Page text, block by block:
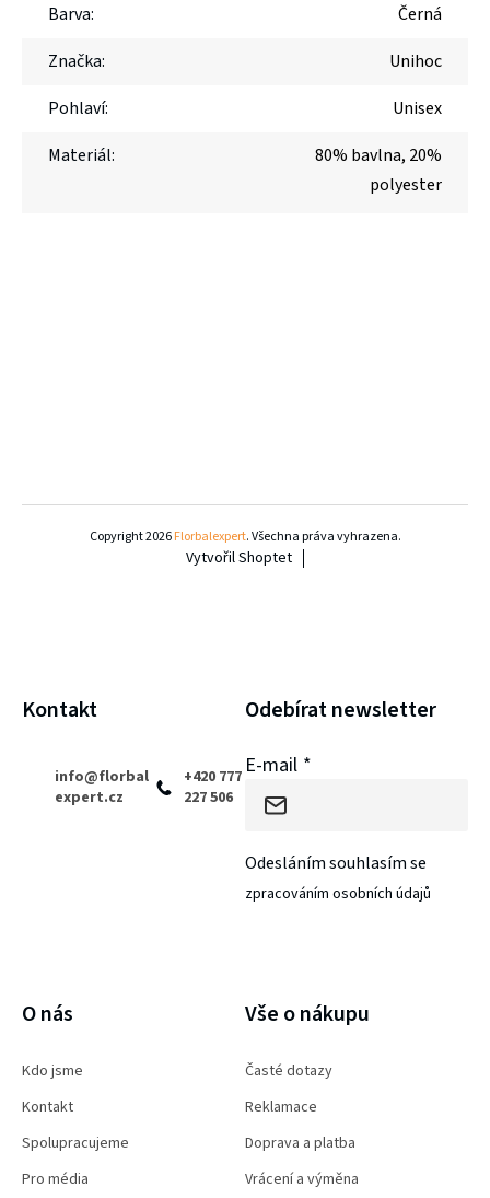
Barva:
Černá
Značka:
Unihoc
Pohlaví:
Unisex
Materiál:
80% bavlna, 20%
polyester
Kontakt
info@florbal
expert.cz
+420 777
227 506
Odebírat newsletter
E-mail
Odesláním souhlasím se
zpracováním osobních údajů
O nás
Kdo jsme
Kontakt
Spolupracujeme
Pro média
Vše o nákupu
Časté dotazy
Reklamace
Doprava a platba
Vrácení a výměna
Vytvořil Shoptet
Copyright 2026Florbalexpert. Všechna práva vyhrazena.